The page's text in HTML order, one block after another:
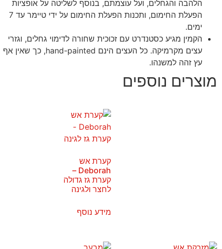
הלהבה והגחלים, ועל עוצמתם, בנוסף לשליטה על אופציות
הפעלת החימום, ותכנות הפעלת החימום על ידי טיימר עד 7
ימים.
הקמין מגיע כסטנדרט עם זכוכית שחורה לדימוי גחלים, וגזרי
עצים מקרמיקה. כל העצים הינם hand-painted, כך שאין אף
עץ זהה למשנהו.
מוצרים נוספים
קערת אש
Deborah –
קערת גז גדולה
לחצר ולגינה
מידע נוסף